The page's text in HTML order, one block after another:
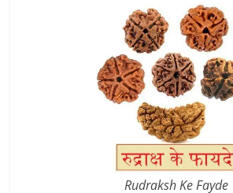
Rudraksh Ke Fayde